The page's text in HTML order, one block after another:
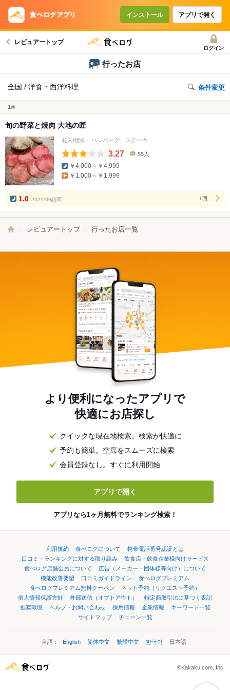
インストール アプリで開く
レビュアートップ
ログイン
行ったお店
全国 / 洋食・西洋料理 条件変更
1 件
旬の野菜と焼肉 大地の匠
札内/焼肉、ハンバーグ、ステーキ
3.27
数
55人
￥4,000～￥4,999
￥1,000～￥1,999
1.0 2021/09訪問 1回
レビュアートップ 行ったお店一覧
より便利になったアプリで
快適にお店探し
クイックな現在地検索。検索が快適に
予約も簡単。空席をスムーズに検索
会員登録なし。すぐに利用開始
アプリで開く
アプリなら1ヶ月無料でランキング検索！
利用規約 食べログについて
携帯電話番号認証とは
口コミ・ランキングに対する取り組み
飲食店・飲食企業様向けサービス
食べログ店舗会員について
広告（メーカー・団体様等向け）について
機能改善要望
口コミガイドライン
食べログプレミアム
食べログプレミアム無料クーポン
ネット予約（リクエスト予約）
個人情報保護方針
外部送信（オプトアウト）
特定商取引法に基づく表記
推奨環境
ヘルプ・お問い合わせ 採用情報 企業情報
キーワード一覧
サイトマップ
チェーン一覧
言語： English 简体中文 繁體中文 한국어 日本語
©Kakaku.com, Inc.